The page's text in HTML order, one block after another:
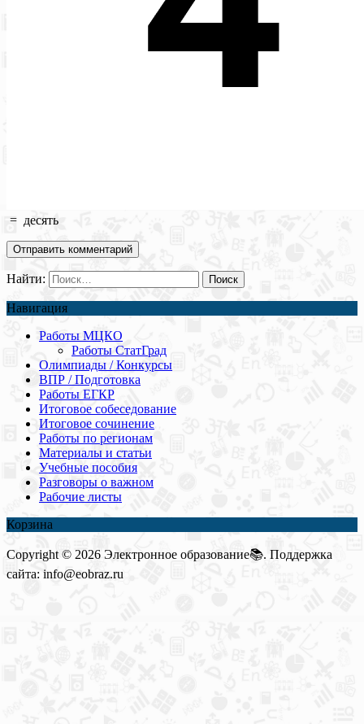
= десять
Найти:
Навигация
Работы МЦКО
Работы СтатГрад
Олимпиады / Конкурсы
ВПР / Подготовка
Работы ЕГКР
Итоговое собеседование
Итоговое сочинение
Работы по регионам
Материалы и статьи
Учебные пособия
Разговоры о важном
Рабочие листы
Корзина
Copyright © 2026 Электронное образование📚. Поддержка
сайта: info@eobraz.ru